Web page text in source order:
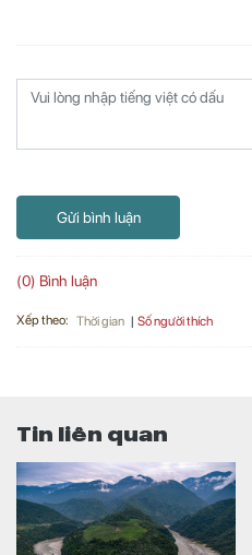
Gửi bình luận
(0) Bình luận
Xếp theo: Thời gian Số người thích
Tin liên quan